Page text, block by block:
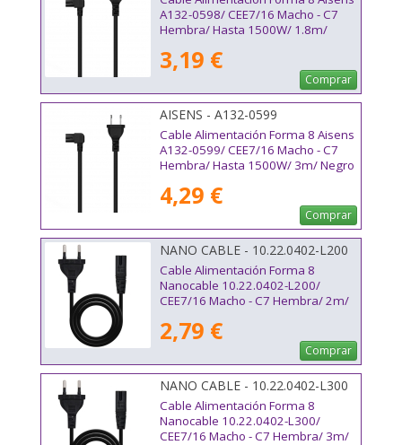
A132-0598/ CEE7/16 Macho - C7
Hembra/ Hasta 1500W/ 1.8m/
3,19 €
Comprar
AISENS - A132-0599
Cable Alimentación Forma 8 Aisens
A132-0599/ CEE7/16 Macho - C7
Hembra/ Hasta 1500W/ 3m/ Negro
4,29 €
Comprar
NANO CABLE - 10.22.0402-L200
Cable Alimentación Forma 8
Nanocable 10.22.0402-L200/
CEE7/16 Macho - C7 Hembra/ 2m/
2,79 €
Comprar
NANO CABLE - 10.22.0402-L300
Cable Alimentación Forma 8
Nanocable 10.22.0402-L300/
CEE7/16 Macho - C7 Hembra/ 3m/